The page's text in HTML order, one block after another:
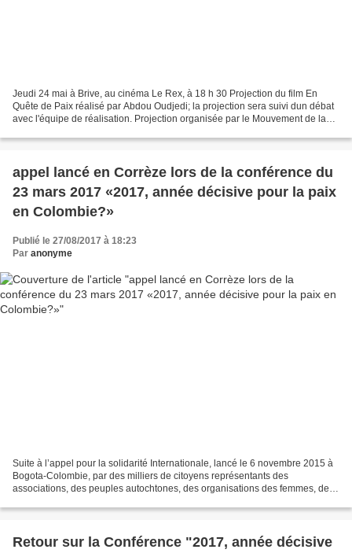
Jeudi 24 mai à Brive, au cinéma Le Rex, à 18 h 30 Projection du film En
Quête de Paix réalisé par Abdou Oudjedi; la projection sera suivi dun débat
avec l'équipe de réalisation. Projection organisée par le Mouvement de la
appel lancé en Corrèze lors de la conférence du
23 mars 2017 «2017, année décisive pour la paix
en Colombie?»
Publié le 27/08/2017 à 18:23
Par anonyme
Suite à l’appel pour la solidarité Internationale, lancé le 6 novembre 2015 à
Bogota-Colombie, par des milliers de citoyens représentants des
associations, des peuples autochtones, des organisations des femmes, des
Retour sur la Conférence "2017, année décisive